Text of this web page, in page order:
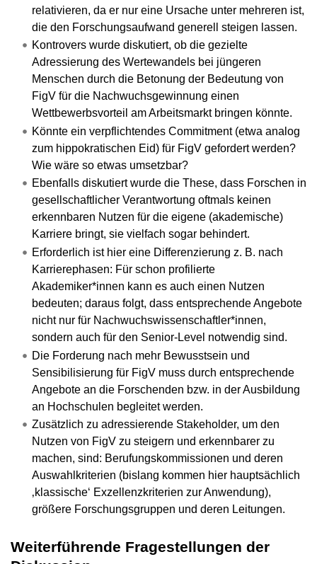
relativieren, da er nur eine Ursache unter mehreren ist,
die den Forschungsaufwand generell steigen lassen.
Kontrovers wurde diskutiert, ob die gezielte
Adressierung des Wertewandels bei jüngeren
Menschen durch die Betonung der Bedeutung von
FigV für die Nachwuchsgewinnung einen
Wettbewerbsvorteil am Arbeitsmarkt bringen könnte.
Könnte ein verpflichtendes Commitment (etwa analog
zum hippokratischen Eid) für FigV gefordert werden?
Wie wäre so etwas umsetzbar?
Ebenfalls diskutiert wurde die These, dass Forschen in
gesellschaftlicher Verantwortung oftmals keinen
erkennbaren Nutzen für die eigene (akademische)
Karriere bringt, sie vielfach sogar behindert.
Erforderlich ist hier eine Differenzierung z. B. nach
Karrierephasen: Für schon profilierte
Akademiker*innen kann es auch einen Nutzen
bedeuten; daraus folgt, dass entsprechende Angebote
nicht nur für Nachwuchswissenschaftler*innen,
sondern auch für den Senior-Level notwendig sind.
Die Forderung nach mehr Bewusstsein und
Sensibilisierung für FigV muss durch entsprechende
Angebote an die Forschenden bzw. in der Ausbildung
an Hochschulen begleitet werden.
Zusätzlich zu adressierende Stakeholder, um den
Nutzen von FigV zu steigern und erkennbarer zu
machen, sind: Berufungskommissionen und deren
Auswahlkriterien (bislang kommen hier hauptsächlich
‚klassische‘ Exzellenzkriterien zur Anwendung),
größere Forschungsgruppen und deren Leitungen.
Weiterführende Fragestellungen der